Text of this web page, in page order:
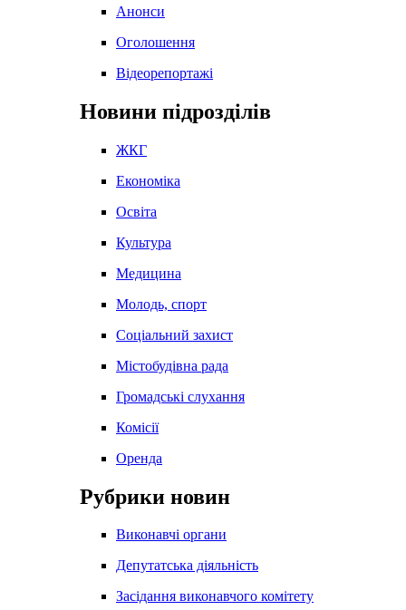
Анонси
Оголошення
Відеорепортажі
Новини підрозділів
ЖКГ
Економіка
Освіта
Культура
Медицина
Молодь, спорт
Соціальний захист
Містобудівна рада
Громадські слухання
Комісії
Оренда
Рубрики новин
Виконавчі органи
Депутатська діяльність
Засідання виконавчого комітету